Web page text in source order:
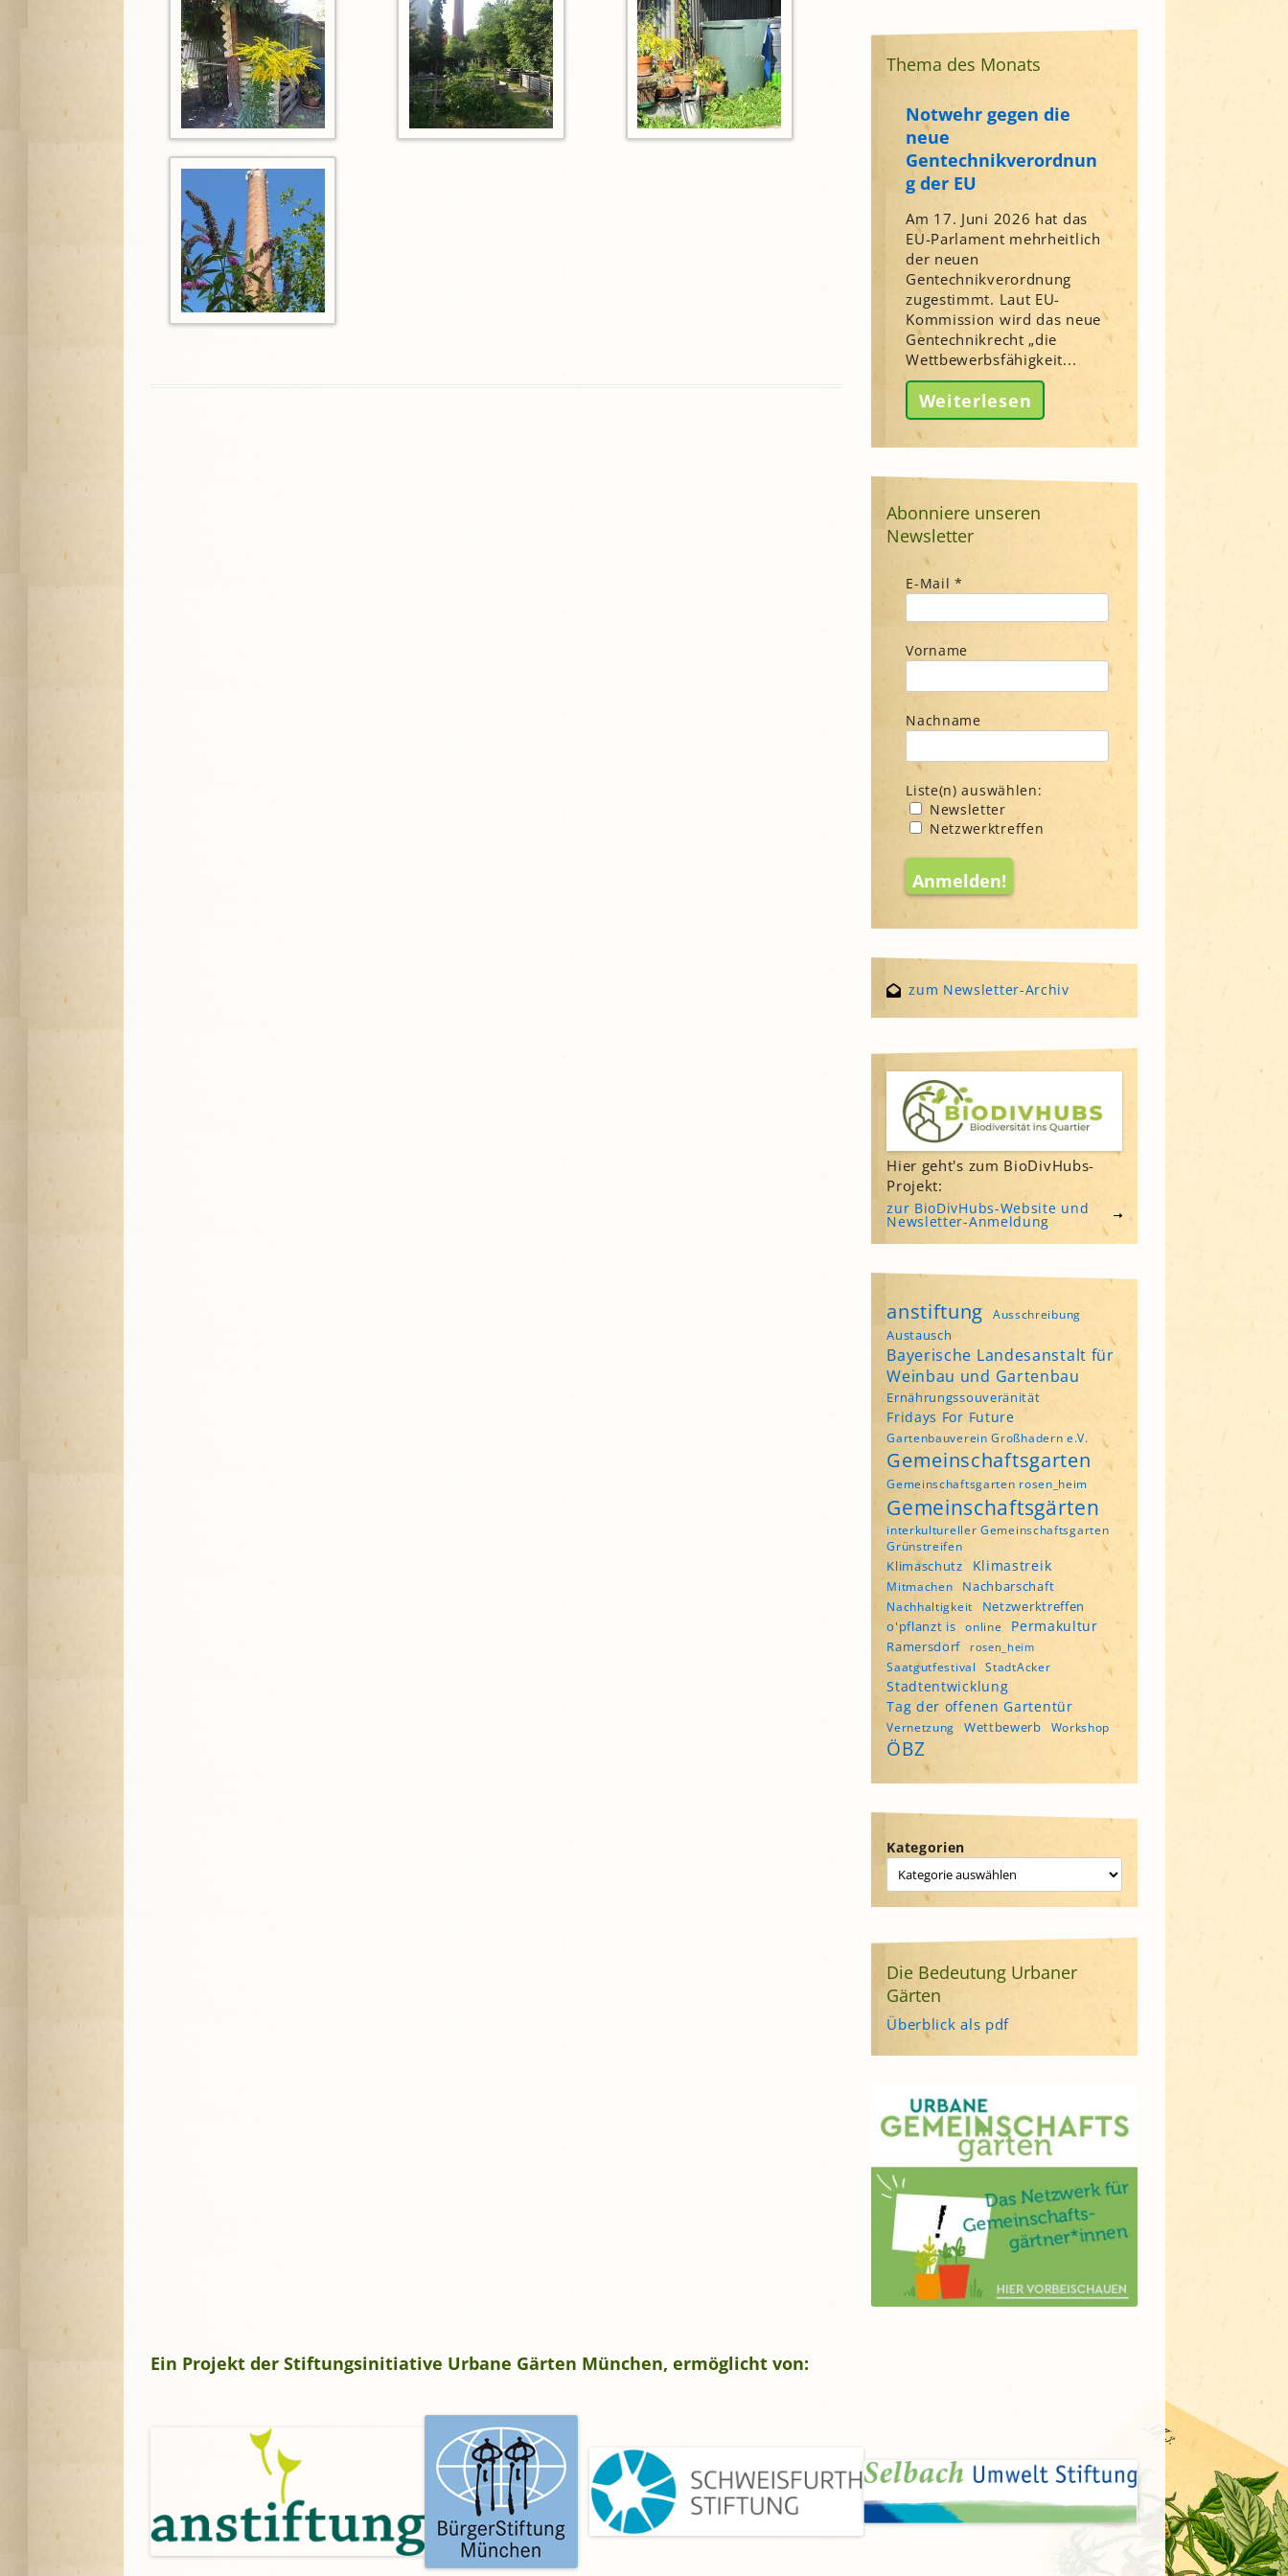
Agropolis
Mikrofarm Ingelsberg:
Gartenparzellen für Hobby-
Gartler
Prälatengarten im Kloster
Schäftlarn
Thema des Monats
Notwehr gegen die
neue
Gentechnikverordnun
g der EU
Am 17. Juni 2026 hat das
EU-Parlament mehrheitlich
der neuen
Gentechnikverordnung
zugestimmt. Laut EU-
Kommission wird das neue
Gentechnikrecht „die
Wettbewerbsfähigkeit...
Weiterlesen
Abonniere unseren
Newsletter
E-Mail*
Vorname
Nachname
Liste(n) auswählen:
Newsletter
Netzwerktreffen
zum Newsletter-Archiv
Hier geht's zum BioDivHubs-
Projekt:
zur BioDivHubs-Website und
Newsletter-Anmeldung
anstiftung Ausschreibung
Austausch
Bayerische Landesanstalt für
Weinbau und Gartenbau
Ernährungssouveränität
Fridays For Future
Gartenbauverein Großhadern e.V.
Gemeinschaftsgarten
Gemeinschaftsgarten rosen_heim
Gemeinschaftsgärten
interkultureller Gemeinschaftsgarten
Grünstreifen
Klimaschutz Klimastreik
Mitmachen Nachbarschaft
Nachhaltigkeit
Netzwerktreffen
o'pflanzt is
online Permakultur
Ramersdorf rosen_heim
Saatgutfestival StadtAcker
Stadtentwicklung
Tag der offenen Gartentür
Vernetzung Wettbewerb Workshop
ÖBZ
Kategorien
Die Bedeutung Urbaner
Gärten
Überblick als pdf
Ein Projekt der Stiftungsinitiative Urbane Gärten München, ermöglicht von: